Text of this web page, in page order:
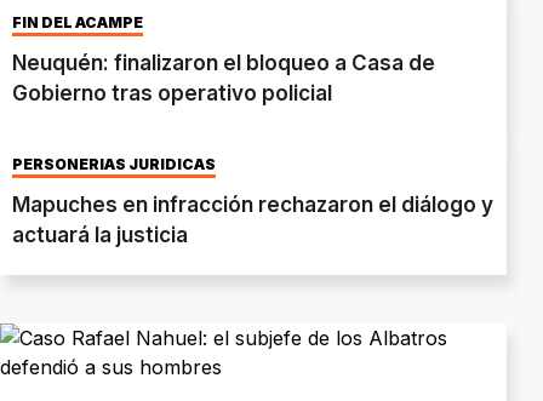
FIN DEL ACAMPE
Neuquén: finalizaron el bloqueo a Casa de
Gobierno tras operativo policial
PERSONERÍAS JURÍDICAS
Mapuches en infracción rechazaron el diálogo y
actuará la justicia